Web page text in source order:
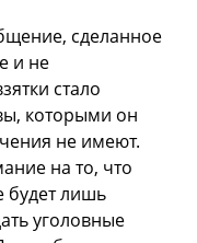
сделанное
и не
стало
которыми он
не имеют.
на то, что
будет лишь
уголовные